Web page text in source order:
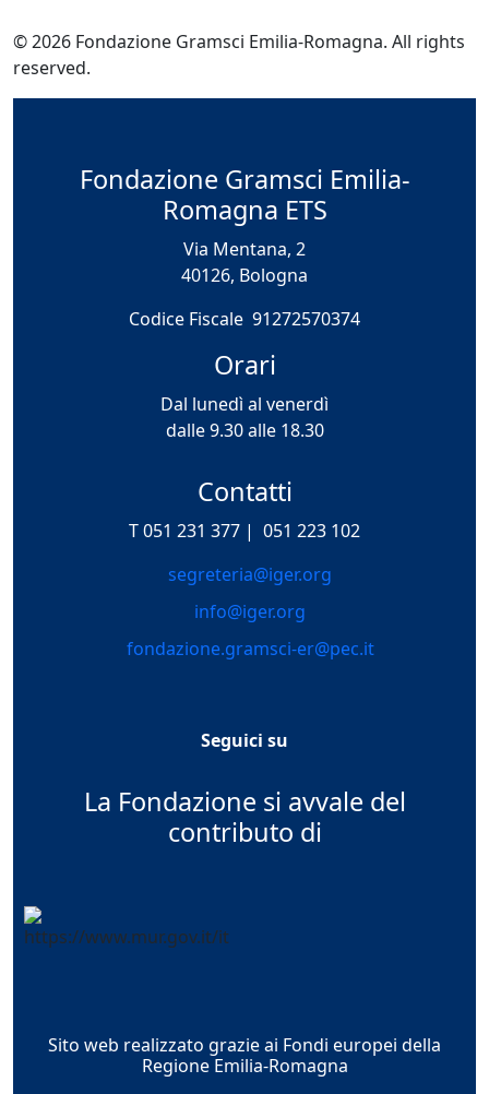
© 2026 Fondazione Gramsci Emilia-Romagna. All rights
reserved.
Fondazione Gramsci Emilia-
Romagna ETS
Via Mentana, 2
40126, Bologna
Codice Fiscale 91272570374
Orari
Dal lunedì al venerdì
dalle 9.30 alle 18.30
Contatti
T 051 231 377 | 051 223 102
segreteria@iger.org
info@iger.org
fondazione.gramsci-er@pec.it
Seguici su
La Fondazione si avvale del
contributo di
Sito web realizzato grazie ai Fondi europei della
Regione Emilia-Romagna